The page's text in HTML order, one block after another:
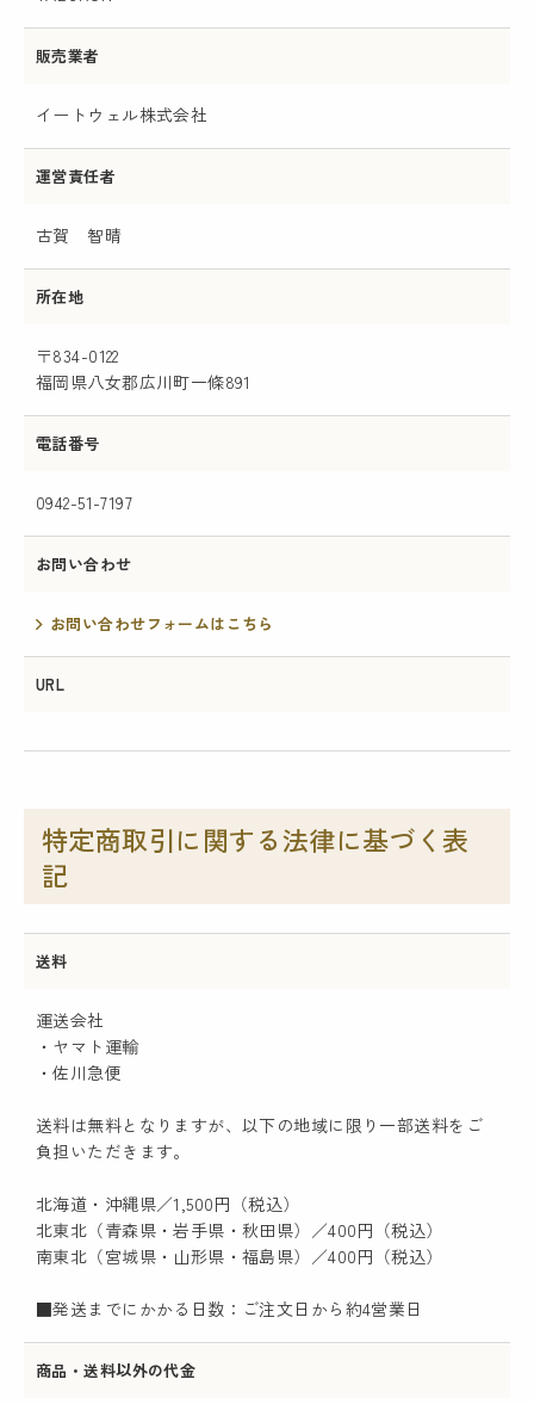
販売業者
イートウェル株式会社
運営責任者
古賀 智晴
所在地
〒834-0122
福岡県八女郡広川町一條891
電話番号
0942-51-7197
お問い合わせ
お問い合わせフォームはこちら
URL
特定商取引に関する法律に基づく表
記
送料
運送会社
・ヤマト運輸
・佐川急便
送料は無料となりますが、以下の地域に限り一部送料をご
負担いただきます。
北海道・沖縄県／1,500円（税込）
北東北（青森県・岩手県・秋田県）／400円（税込）
南東北（宮城県・山形県・福島県）／400円（税込）
■発送までにかかる日数：ご注文日から約4営業日
商品・送料以外の代金